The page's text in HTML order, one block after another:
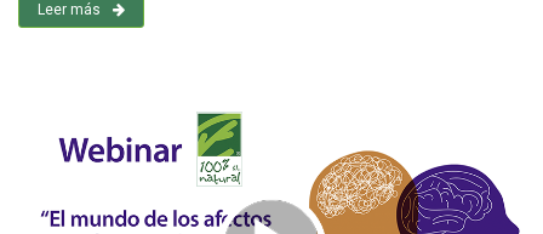
Leer más